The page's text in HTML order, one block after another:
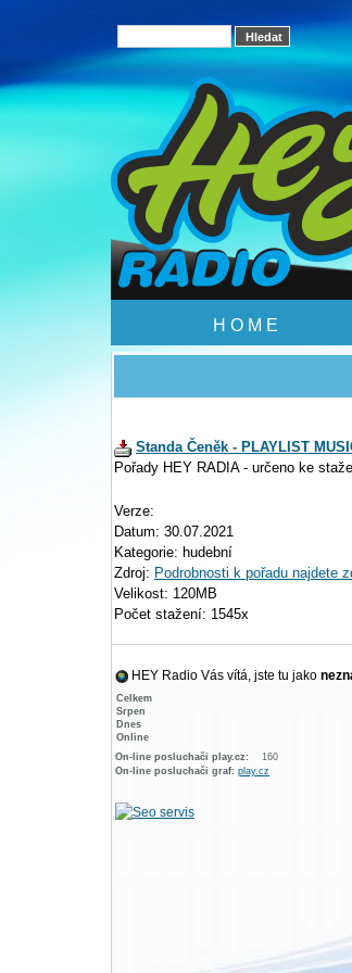
H O M E
Standa Čeněk - PLAYLIST
Pořady HEY RADIA - určeno ke
Verze:
Datum: 30.07.2021
Kategorie: hudební
Zdroj: Podrobnosti k pořadu najdete
Velikost: 120MB
Počet stažení: 1545x
HEY Radio Vás vítá, jste tu jako
Celkem
Srpen
Dnes
Online
On-line posluchači play.cz:
160
On-line posluchači graf: play.cz